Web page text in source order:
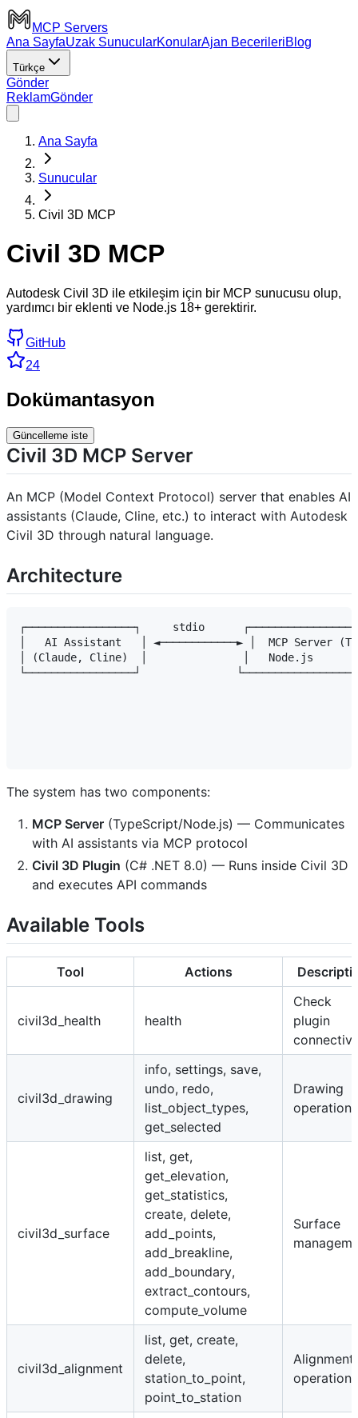
MCP Servers
Ana SayfaUzak SunucularKonularAjan BecerileriBlog
Türkçe
Gönder
ReklamGönder
Ana Sayfa
Sunucular
Civil 3D MCP
Civil 3D MCP
Autodesk Civil 3D ile etkileşim için bir MCP sunucusu olup,
yardımcı bir eklenti ve Node.js 18+ gerektirir.
GitHub
24
Dokümantasyon
Güncelleme iste
Civil 3D MCP Server
An MCP (Model Context Protocol) server that enables AI
assistants (Claude, Cline, etc.) to interact with Autodesk
Civil 3D through natural language.
Architecture
┌─────────────────┐     stdio
│   AI Assistant   │ ◄────────────► │  MCP Server
│ (Claude, Cline)  │               │   Node.js
└─────────────────┘
The system has two components:
MCP Server (TypeScript/Node.js) — Communicates
with AI assistants via MCP protocol
Civil 3D Plugin (C# .NET 8.0) — Runs inside Civil 3D
and executes API commands
Available Tools
Tool Actions
civil3d_health health
Check
plugin
civil3d_drawing
info, settings, save,
undo, redo,
list_object_types,
get_selected
Drawing
operations
civil3d_surface
list, get,
get_elevation,
get_statistics,
create, delete,
add_points,
add_breakline,
add_boundary,
extract_contours,
compute_volume
Surface
civil3d_alignment
list, get, create,
delete,
station_to_point,
point_to_station
Alignment
operations